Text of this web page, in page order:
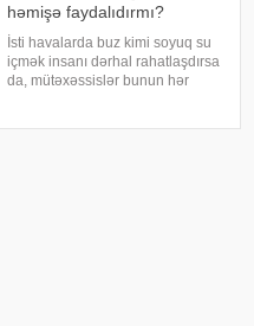
həmişə faydalıdırmı?
İsti havalarda buz kimi soyuq su
içmək insanı dərhal rahatlaşdırsa
da, mütəxəssislər bunun hər